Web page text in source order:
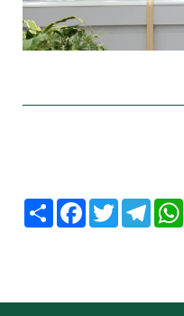
Share
FacebookTwitter
Telegram
WhatsApp